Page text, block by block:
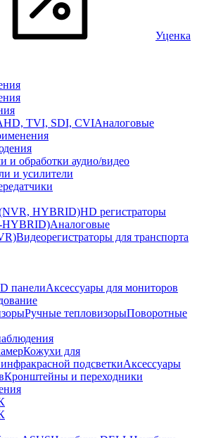
Уценка
TVI, SDI, CVIАналоговые
и обработки аудио/видео
и усилители
(NVR, HYBRID)HD регистраторы
HYBRID)Аналоговые
Видеорегистраторы для транспорта
панелиАксессуары для мониторов
Ручные тепловизорыПоворотные
Кожухи для
подсветкиАксессуары
Кронштейны и переходники